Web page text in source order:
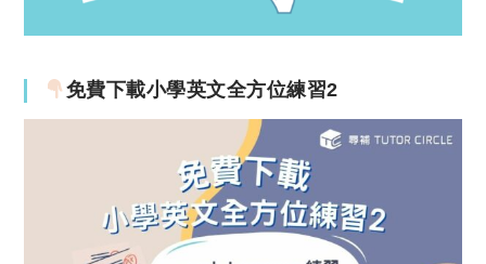
免費下載小學英文全方位練習2